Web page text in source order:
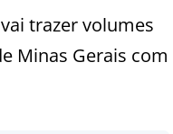
trazer volumes
Minas Gerais com